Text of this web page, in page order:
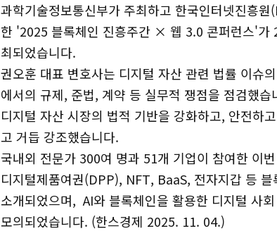
과학기술정보통신부가 주최하고 한국인터넷진흥
한 '2025 블록체인 진흥주간 × 웹 3.0 콘퍼런스'가
최되었습니다.
권오훈 대표 변호사는 디지털 자산 관련 법률 이슈
에서의 규제, 준법, 계약 등 실무적 쟁점을 점검했
디지털 자산 시장의 법적 기반을 강화하고, 안전하
고 거듭 강조했습니다.
국내외 전문가 300여 명과 51개 기업이 참여한 이
디지털제품여권(DPP), NFT, BaaS, 전자지갑 등
소개되었으며, AI와 블록체인을 활용한 디지털 사
모의되었습니다. (한스경제 2025. 11. 04.)